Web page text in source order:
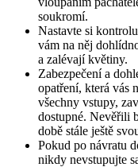
soukromí.
Nastavte si
vám na něj
a zalévají květiny.
Zabezpečení a
opatření, která vás
všechny vstupy,
dostupné. Nevěřili
době stále ještě
Pokud po návratu
nikdy nevstupujte